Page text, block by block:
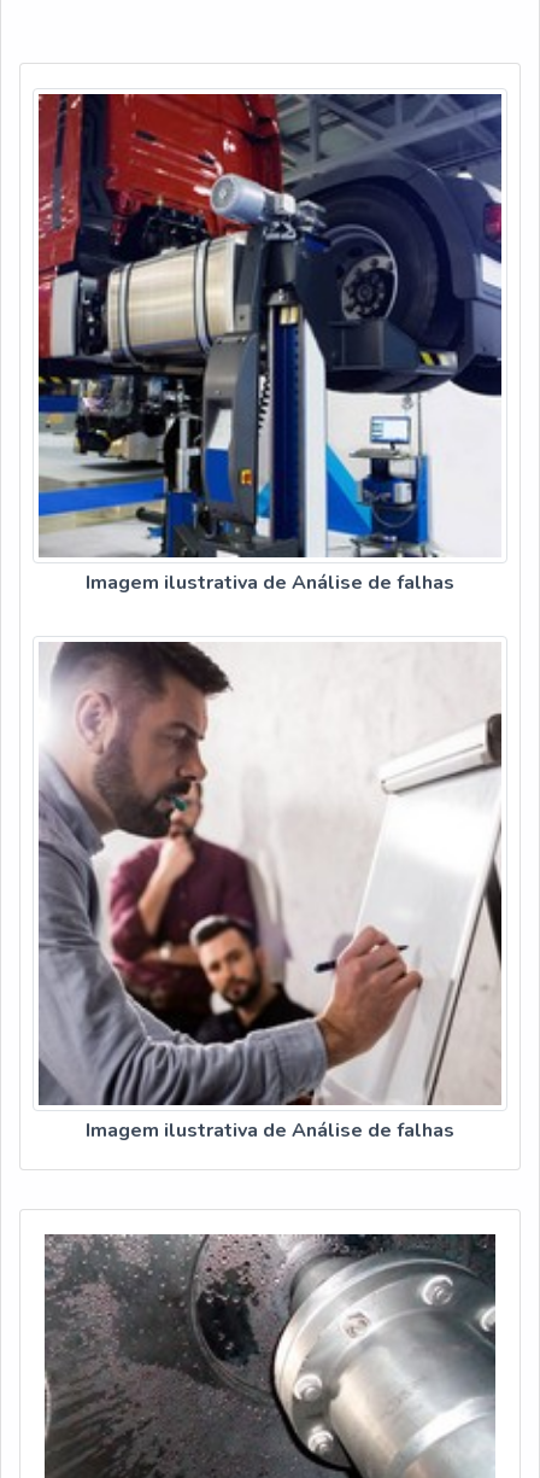
Imagem ilustrativa de Análise de falhas
Imagem ilustrativa de Análise de falhas